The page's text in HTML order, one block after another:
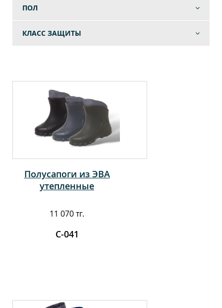
ПОЛ
КЛАСС ЗАЩИТЫ
Полусапоги из ЭВА
утепленные
11 070 тг.
С-041